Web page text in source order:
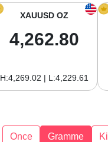
XAUUSD OZ
4,262.80
H:4,269.02 | L:4,229.61
Once Gramme